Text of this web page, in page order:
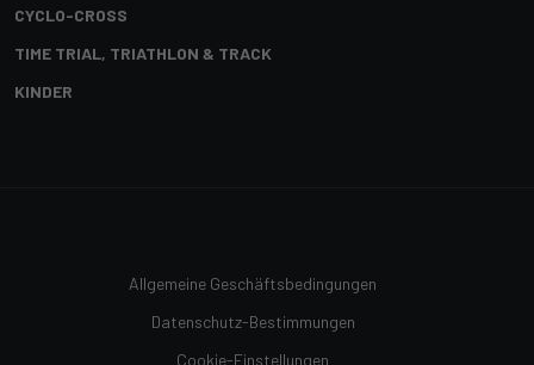
CYCLO-CROSS
TIME TRIAL, TRIATHLON & TRACK
KINDER
Allgemeine Geschäftsbedingungen
Datenschutz-Bestimmungen
Cookie-Einstellungen